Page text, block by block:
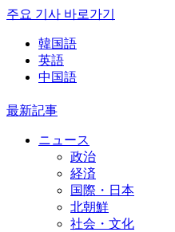
주요 기사 바로가기
韓国語
英語
中国語
最新記事
ニュース
政治
経済
国際・日本
北朝鮮
社会・文化